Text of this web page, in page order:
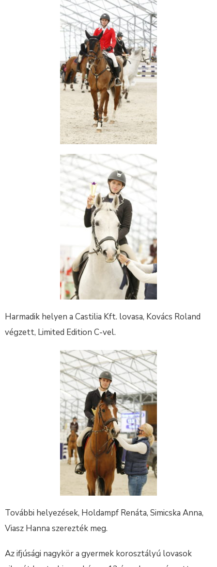
Harmadik helyen a Castilia Kft. lovasa, Kovács Roland
végzett, Limited Edition C-vel.
További helyezések, Holdampf Renáta, Simicska Anna,
Viasz Hanna szerezték meg.
Az ifjúsági nagykör a gyermek korosztályú lovasok